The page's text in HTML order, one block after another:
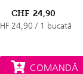
CHF 24,90
24,90 / 1 bucată
COMANDĂ